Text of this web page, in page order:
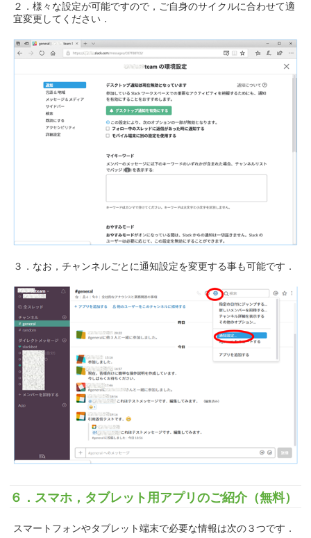
２．様々な設定が可能ですので，ご自身のサイクルに合わせて適
宜変更してください．
３．なお，チャンネルごとに通知設定を変更する事も可能です．
６．スマホ，タブレット用アプリのご紹介（無料）
スマートフォンやタブレット端末で必要な情報は次の３つです．